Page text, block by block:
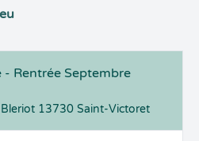
- Rentrée Septembre
13730 Saint-Victoret